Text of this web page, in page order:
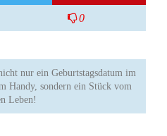
0
nur ein Geburtstagsdatum im
Handy, sondern ein Stück vom
Leben!